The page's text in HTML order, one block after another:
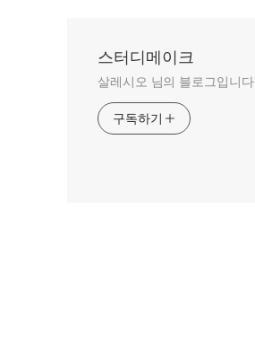
스터디메이크
살레시오 님의 블로그입니다.
구독하기